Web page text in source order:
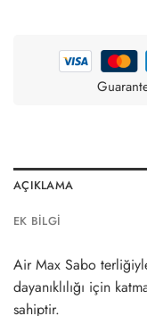
AÇIKLAMA
EK BILGI
Air Max Sabo
dayanıklılığı için
sahiptir.